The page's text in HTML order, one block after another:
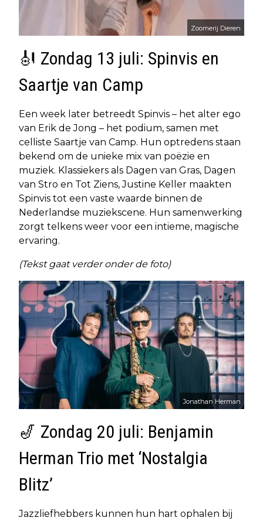
Zoomerij Dieren
🎻 Zondag 13 juli: Spinvis en
Saartje van Camp
Een week later betreedt Spinvis – het alter ego
van Erik de Jong – het podium, samen met
celliste Saartje van Camp. Hun optredens staan
bekend om de unieke mix van poëzie en
muziek. Klassiekers als Dagen van Gras, Dagen
van Stro en Tot Ziens, Justine Keller maakten
Spinvis tot een vaste waarde binnen de
Nederlandse muziekscene. Hun samenwerking
zorgt telkens weer voor een intieme, magische
ervaring.
(Tekst gaat verder onder de foto)
Jonathan Herman
🎷 Zondag 20 juli: Benjamin
Herman Trio met ‘Nostalgia
Blitz’
Jazzliefhebbers kunnen hun hart ophalen bij